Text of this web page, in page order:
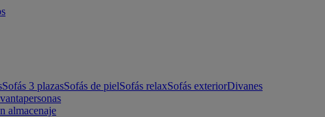
Sofás 3 plazasSofás de pielSofás relaxSofás exteriorDivanes
almacenaje